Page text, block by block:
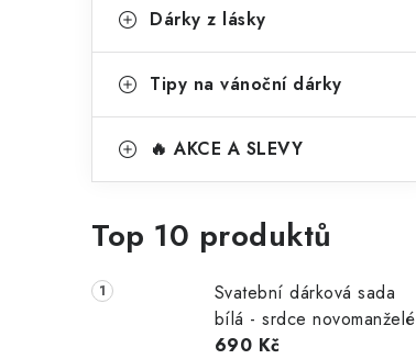
Dárky z lásky
Tipy na vánoční dárky
🔥 AKCE A SLEVY
Top 10 produktů
Svatební dárková sada
bílá - srdce novomanželé
690 Kč